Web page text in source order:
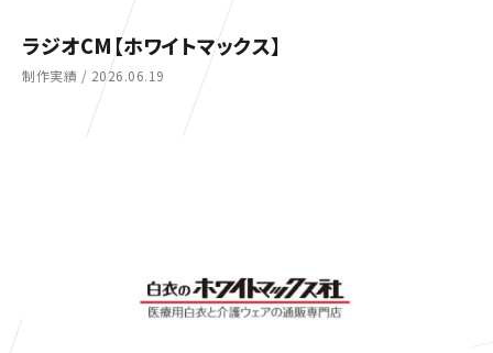
ラジオCM【ホワイトマックス】
制作実績 / 2026.06.19